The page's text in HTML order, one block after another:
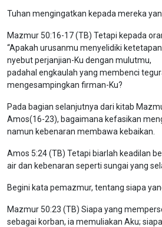
Tuhan mengingatkan kepada mereka
Mazmur 50:16-17 (TB) Tetapi kepada
“Apakah urusanmu menyelidiki
nyebut perjanjian-Ku dengan mulutmu,
padahal engkaulah yang membenci
mengesampingkan firman-Ku?
Pada bagian selanjutnya dari kitab
Amos(16-23), bagaimana kefasikan
namun kebenaran membawa kebaikan.
Amos 5:24 (TB) Tetapi biarlah keadilan
air dan kebenaran seperti sungai yang
Begini kata pemazmur, tentang siapa
Mazmur 50:23 (TB) Siapa yang
sebagai korban, ia memuliakan Aku;